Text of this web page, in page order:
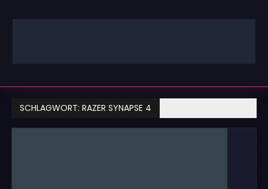
Inhalt
SCHLAGWORT:RAZER SYNAPSE 4